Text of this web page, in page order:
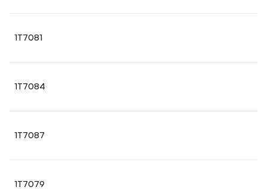
1T7081
1T7084
1T7087
1T7079